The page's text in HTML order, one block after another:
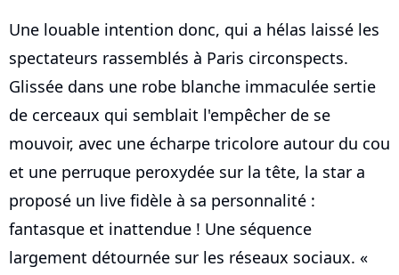
Une louable intention donc, qui a hélas laissé les
spectateurs rassemblés à Paris circonspects.
Glissée dans une robe blanche immaculée sertie
de cerceaux qui semblait l'empêcher de se
mouvoir, avec une écharpe tricolore autour du cou
et une perruque peroxydée sur la tête, la star a
proposé un live fidèle à sa personnalité :
fantasque et inattendue ! Une séquence
largement détournée sur les réseaux sociaux. «